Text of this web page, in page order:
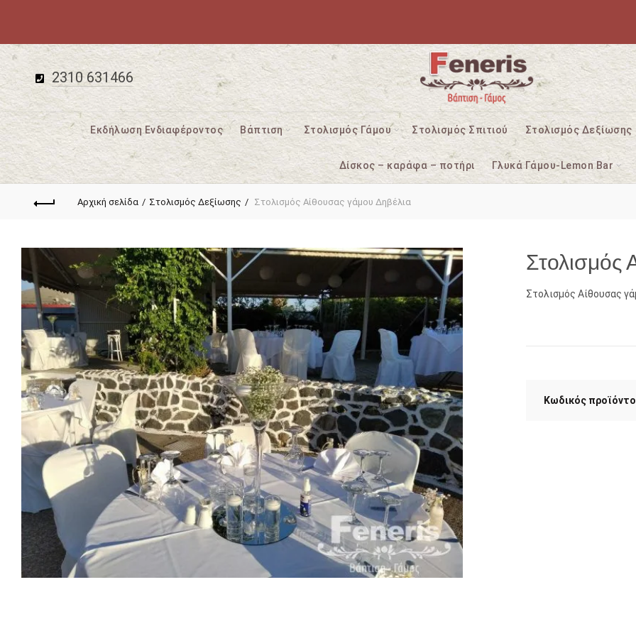
2310 631466
Εκδήλωση Ενδιαφέροντος Βάπτιση Στολισμός Γάμου Στολισμός Σπιτιού Στολισμός Δεξίωσης
Δίσκος – καράφα – ποτήρι Γλυκά Γάμου-Lemon Bar
Αρχική σελίδα Στολισμός Δεξίωσης Στολισμός Αίθουσας γάμου Δηβέλια
Στολισμός
Στολισμός Αίθουσας
Κωδικός